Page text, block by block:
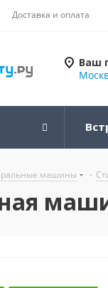
Доставка и оплата
Ваш
машины -